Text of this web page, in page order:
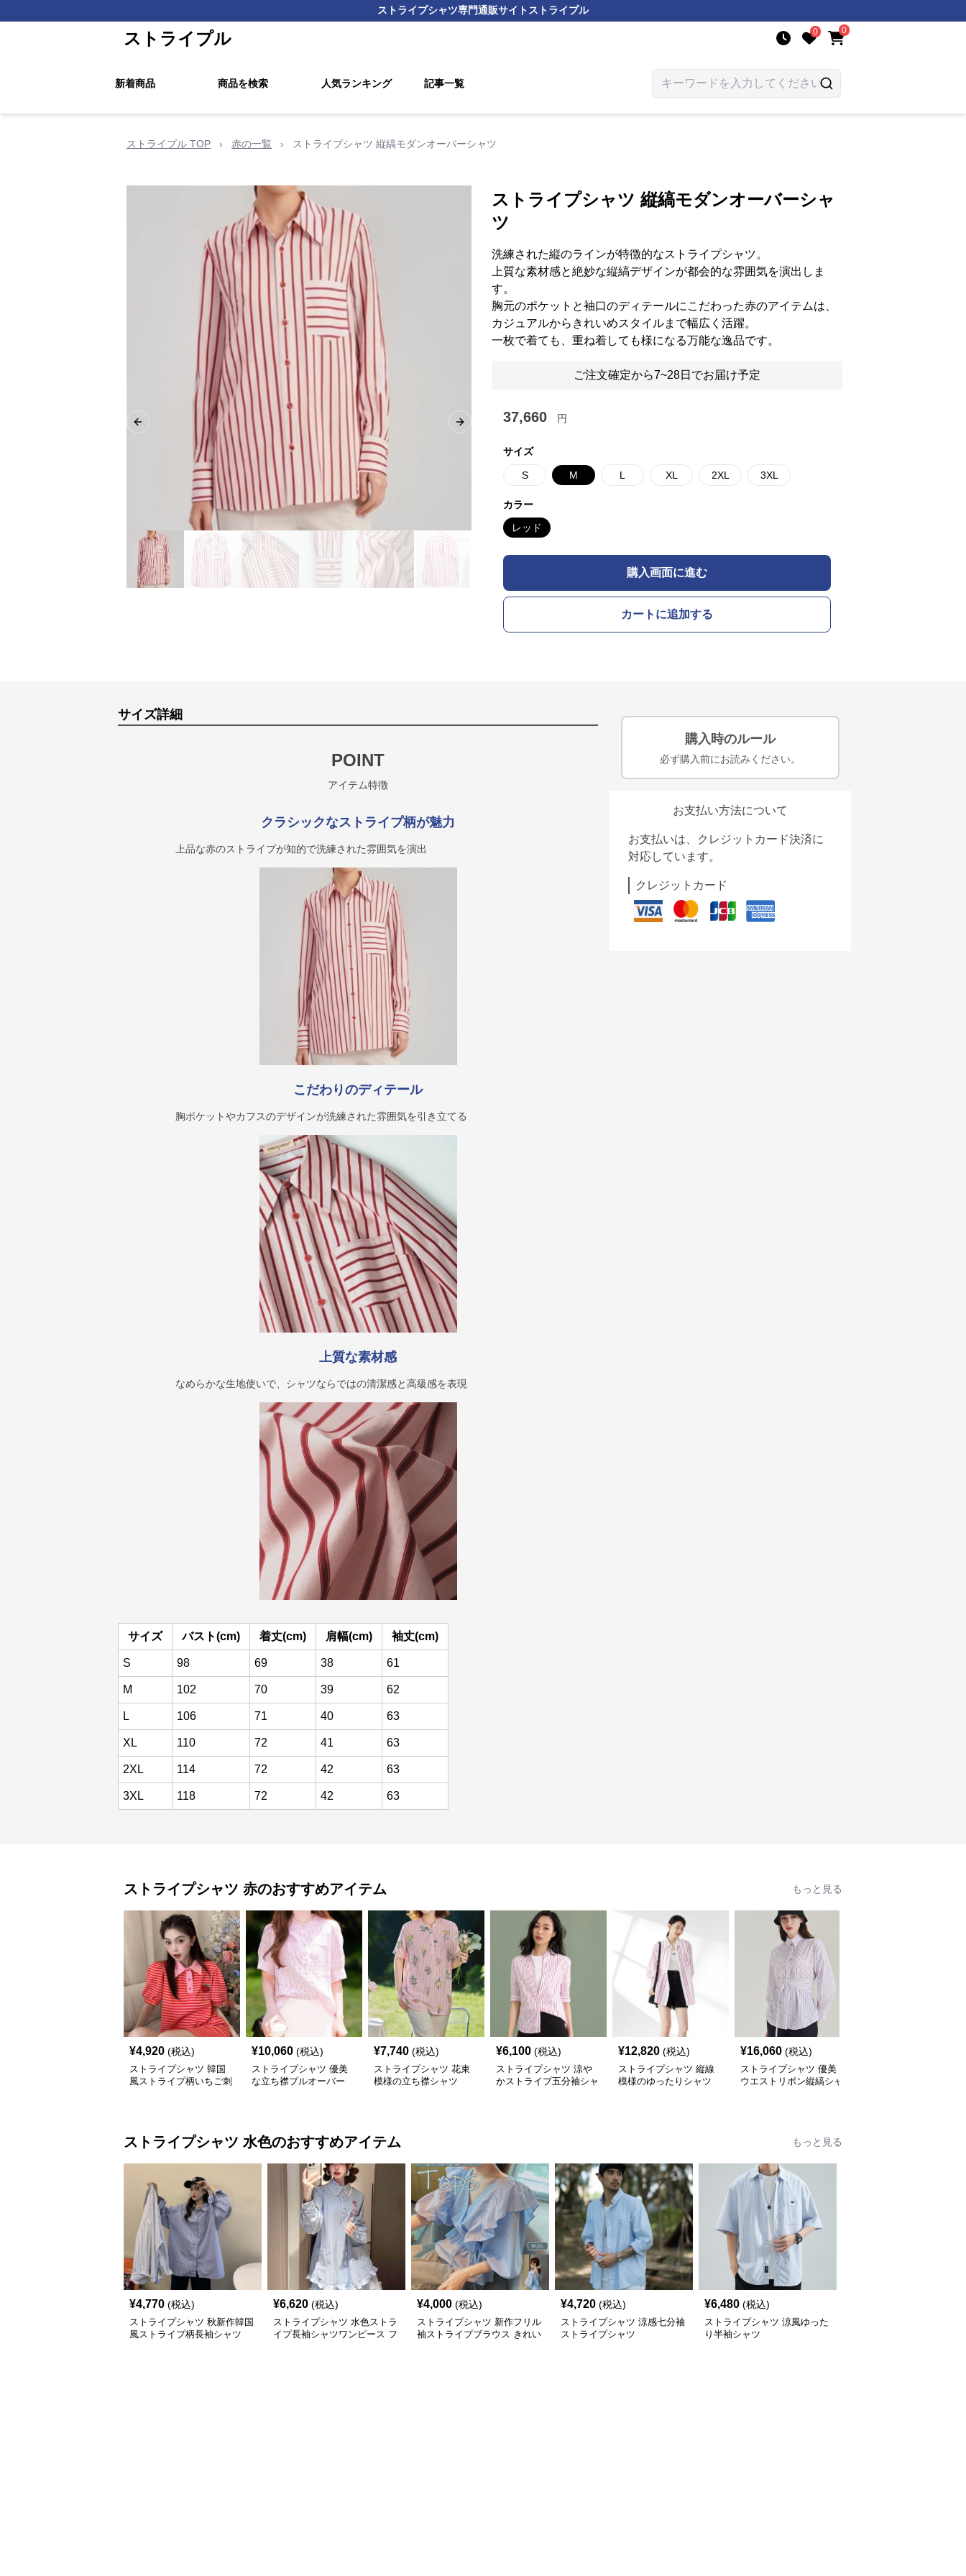
ストライプシャツ専門通販サイト ストライプル
ストライプル 0 0
新着商品 商品を検索 人気ランキング 記事一覧
ストライプル TOP › 赤の一覧 › ストライプシャツ 縦縞モダンオーバーシャツ
Previous slide Next slide
ストライプシャツ 縦縞モダンオーバーシャ
ツ
洗練された縦のラインが特徴的なストライプシャツ。
上質な素材感と絶妙な縦縞デザインが都会的な雰囲気を演出しま
す。
胸元のポケットと袖口のディテールにこだわった赤のアイテムは、
カジュアルからきれいめスタイルまで幅広く活躍。
一枚で着ても、重ね着しても様になる万能な逸品です。
ご注文確定から7~28日でお届け予定
37,660 円
サイズ
S M L XL 2XL 3XL
カラー
レッド
購入画面に進む
カートに追加する
サイズ詳細
POINT
アイテム特徴
クラシックなストライプ柄が魅力
上品な赤のストライプが知的で洗練された雰囲気を演出
こだわりのディテール
胸ポケットやカフスのデザインが洗練された雰囲気を引き立てる
上質な素材感
なめらかな生地使いで、シャツならではの清潔感と高級感を表現
サイズ バスト(cm) 着丈(cm) 肩幅(cm) 袖丈(cm)
S 98 69 38 61
M 102 70 39 62
L 106 71 40 63
XL 110 72 41 63
2XL 114 72 42 63
3XL 118 72 42 63
購入時のルール
必ず購入前にお読みください。
お支払い方法について
お支払いは、クレジットカード決済に
対応しています。
クレジットカード
ストライプシャツ 赤のおすすめアイテム もっと見る
¥4,920 (税込)
ストライプシャツ 韓国
風ストライプ柄いちご刺
¥10,060 (税込)
ストライプシャツ 優美
な立ち襟プルオーバー
¥7,740 (税込)
ストライプシャツ 花束
模様の立ち襟シャツ
¥6,100 (税込)
ストライプシャツ 涼や
かストライプ五分袖シャ
¥12,820 (税込)
ストライプシャツ 縦線
模様のゆったりシャツ
¥16,060 (税込)
ストライプシャツ 優美
ウエストリボン縦縞シャ
ストライプシャツ 水色のおすすめアイテム もっと見る
¥4,770 (税込)
ストライプシャツ 秋新作韓国
風ストライプ柄長袖シャツ
¥6,620 (税込)
ストライプシャツ 水色ストラ
イプ長袖シャツワンピース フ
¥4,000 (税込)
ストライプシャツ 新作フリル
袖ストライプブラウス きれい
¥4,720 (税込)
ストライプシャツ 涼感七分袖
ストライプシャツ
¥6,480 (税込)
ストライプシャツ 涼風ゆった
り半袖シャツ